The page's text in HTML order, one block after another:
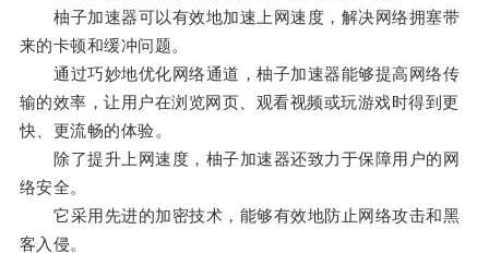
柚子加速器可以有效地加速上网速度，解决网络拥塞带
来的卡顿和缓冲问题。
通过巧妙地优化网络通道，柚子加速器能够提高网络传
输的效率，让用户在浏览网页、观看视频或玩游戏时得到更
快、更流畅的体验。
除了提升上网速度，柚子加速器还致力于保障用户的网
络安全。
它采用先进的加密技术，能够有效地防止网络攻击和黑
客入侵。